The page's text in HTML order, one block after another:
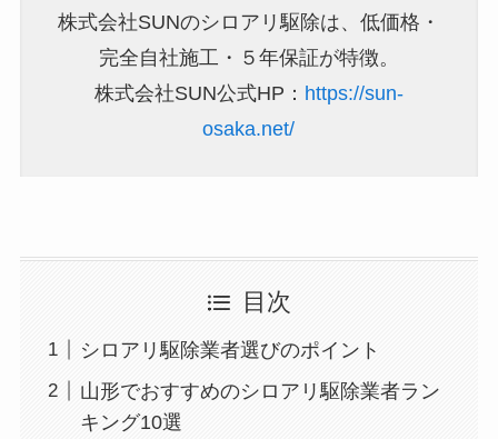
株式会社SUNのシロアリ駆除は、低価格・
完全自社施工・５年保証が特徴。
株式会社SUN公式HP： https://sun-
osaka.net/
目次
シロアリ駆除業者選びのポイント
山形でおすすめのシロアリ駆除業者ラン
キング10選